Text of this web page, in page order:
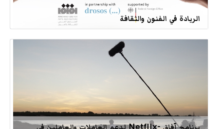
الريادة في الفنون والثقافة
برنامج آفاق -Netflix لدعم العاملات والعاملين في